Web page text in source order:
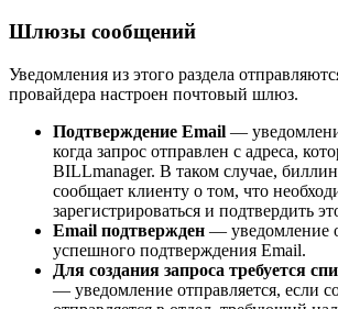
Шлюзы сообщений
Уведомления из этого раздела
провайдера настроен почтовый шлюз.
Подтверждение Email —
когда запрос отправлен с адреса,
BILLmanager. В таком случае,
сообщает клиенту о том, что
зарегистрироваться и подтвердить
Email подтвержден — уведомление
успешного подтверждения Email.
Для создания запроса требуется
— уведомление отправляется, если